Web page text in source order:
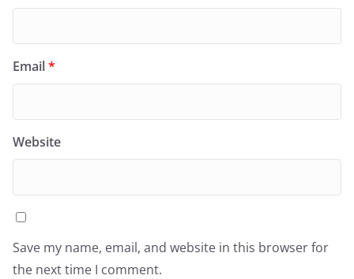
Email*
Website
Save my name, email, and website in this browser for
the next time I comment.